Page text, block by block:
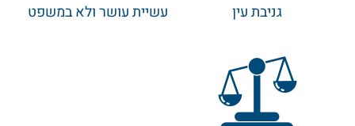
גניבת עין עשיית עושר ולא במשפט